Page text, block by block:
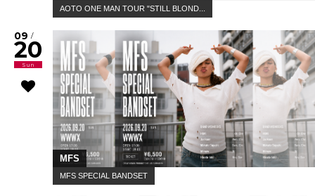
AOTO ONE MAN TOUR "STILL BLOND...
09 /
20
Sun
MFS
MFS SPECIAL BANDSET